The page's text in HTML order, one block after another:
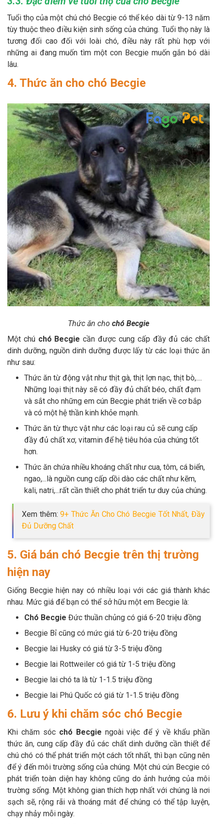
Tuổi thọ của một chú chó Becgie có thể kéo dài từ 9-13 năm
tùy thuộc theo điều kiện sinh sống của chúng. Tuổi thọ này là
tương đối cao đối với loài chó, điều này rất phù hợp với
những ai đang muốn tìm một con Becgie muốn gắn bó dài
lâu.
4. Thức ăn cho chó Becgie
Thức ăn cho chó Becgie
Một chúchó Becgie cần được cung cấp đầy đủ các chất
dinh dưỡng, nguồn dinh dưỡng được lấy từ các loại thức ăn
như sau:
Thức ăn từ động vật như thịt gà, thịt lợn nạc, thịt bò,....
Những loại thịt này sẽ có đầy đủ chất béo, chất đạm
và sắt cho những em cún Becgie phát triển về cơ bắp
và có một hệ thần kinh khỏe mạnh.
Thức ăn từ thực vật như các loại rau củ sẽ cung cấp
đầy đủ chất xơ, vitamin để hệ tiêu hóa của chúng tốt
hơn.
Thức ăn chứa nhiều khoáng chất như cua, tôm, cá biển,
ngao,...là nguồn cung cấp dồi dào các chất như kẽm,
kali, natri,...rất cần thiết cho phát triển tư duy của chúng.
Xem thêm:9+ Thức Ăn Cho Chó Becgie Tốt Nhất, Đầy
Đủ Dưỡng Chất
5. Giá bán chó Becgie trên thị trường
hiện nay
Giống Becgie hiện nay có nhiều loại với các giá thành khác
nhau. Mức giá để bạn có thể sở hữu một em Becgie là:
Chó Becgie Đức thuần chủng có giá 6-20 triệu đồng
Becgie Bỉ cũng có mức giá từ 6-20 triệu đồng
Becgie lai Husky có giá từ 3-5 triệu đồng
Becgie lai Rottweiler có giá từ 1-5 triệu đồng
Becgie lai chó ta là từ 1-1.5 triệu đồng
Becgie lai Phú Quốc có giá từ 1-1.5 triệu đồng
6. Lưu ý khi chăm sóc chó Becgie
Khi chăm sócchó Becgie ngoài việc để ý về khẩu phần
thức ăn, cung cấp đầy đủ các chất dinh dưỡng cần thiết để
chú chó có thể phát triển một cách tốt nhất, thì bạn cũng nên
để ý đến môi trường sống của chúng. Một chú cún Becgie có
phát triển toàn diện hay không cũng do ảnh hưởng của môi
trường sống. Một không gian thích hợp nhất với chúng là nơi
sạch sẽ, rộng rãi và thoáng mát để chúng có thể tập luyện,
chạy nhảy mỗi ngày.